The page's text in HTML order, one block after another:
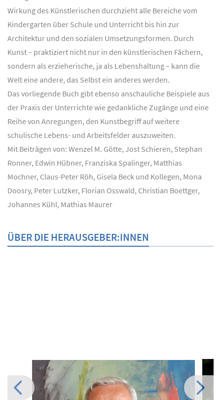
Wirkung des Künstlerischen durchzieht alle Bereiche vom
Kindergarten über Schule und Unterricht bis hin zur
Architektur und den sozialen Umsetzungsformen. Durch
Kunst – praktiziert nicht nur in den künstlerischen Fächern,
sondern als erzieherische, ja als Lebenshaltung – kann die
Welt eine andere, das Selbst ein anderes werden.
Das vorliegende Buch gibt ebenso anschauliche Beispiele aus
der Praxis der Unterrichte wie gedankliche Zugänge und eine
Reihe von Anregungen, den Kunstbegriff auf weitere
schulische Lebens- und Arbeitsfelder auszuweiten.
Mit Beiträgen von: Wenzel M. Götte, Jost Schieren, Stephan
Ronner, Edwin Hübner, Franziska Spalinger, Matthias
Mochner, Claus-Peter Röh, Gisela Beck und Kollegen, Mona
Doosry, Peter Lutzker, Florian Osswald, Christian Boettger,
Johannes Kühl, Mathias Maurer
ÜBER DIE HERAUSGEBER:INNEN